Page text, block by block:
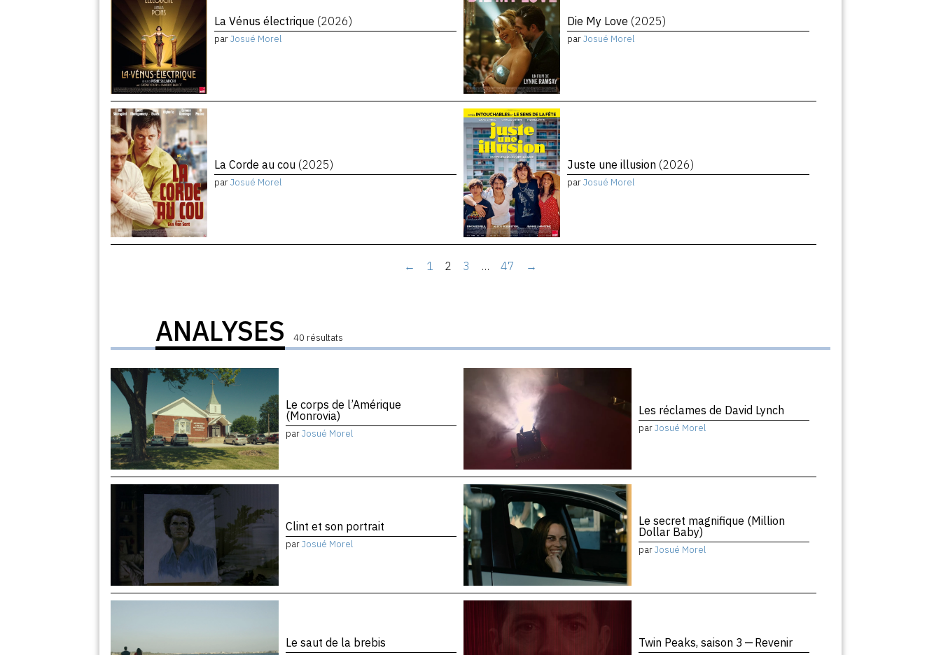
La Vénus électrique (2026)
parJosué Morel
Die My Love (2025)
parJosué Morel
La Corde au cou (2025)
parJosué Morel
Juste une illusion (2026)
parJosué Morel
← 1 2 3 … 47 →
ANALYSES 40 résultats
Le corps de l’Amérique
(Monrovia)
parJosué Morel
Les réclames de David Lynch
parJosué Morel
Clint et son portrait
parJosué Morel
Le secret magnifique (Million
Dollar Baby)
parJosué Morel
Le saut de la brebis Twin Peaks, saison 3 — Revenir